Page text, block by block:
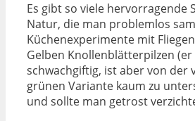
Es gibt so viele hervorragende
Natur, die man problemlos
Küchenexperimente mit
Gelben Knollenblätterpilzen
schwachgiftig, ist aber von der
grünen Variante kaum zu
und sollte man getrost